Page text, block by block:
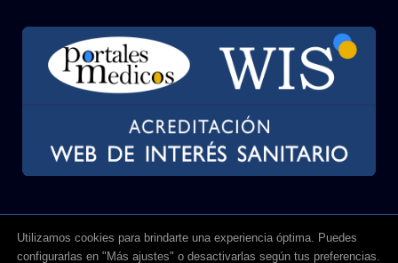
Copyright © All Rights Reserved 2026•Ayuda Psicológica en Línea•
Utilizamos cookies para brindarte una experiencia óptima. Puedes
configurarlas en "Más ajustes" o desactivarlas según tus preferencias.